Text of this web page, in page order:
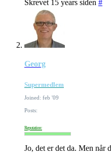
Skrevet 15 years siden #
Georg
Supermedlem
Joined: feb '09
Posts:
Reputation:
Jo, det er det da. Men